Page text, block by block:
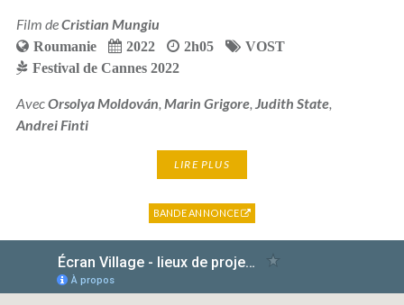
Film deCristian Mungiu
Roumanie 2022 2h05
VOST
Festival de Cannes 2022
AvecOrsolya Moldován Marin Grigore, Judith State,
Andrei Finti
LIRE PLUS
BANDE ANNONCE